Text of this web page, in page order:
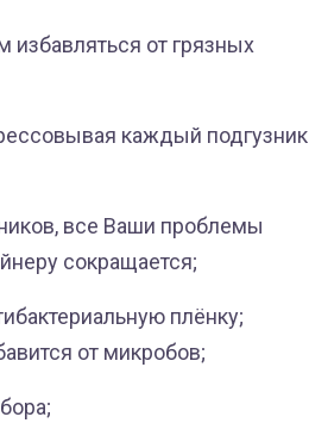
избавляться от грязных
каждый подгузник
все Ваши проблемы
сокращается;
плёнку;
от микробов;